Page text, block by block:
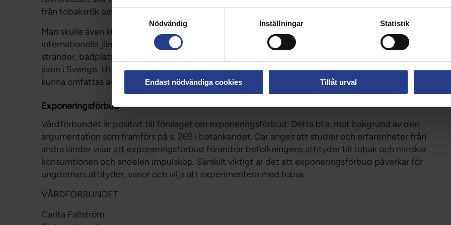
Samtyckesval
Nödvändig
Inställningar Statistik
Endast nödvändiga cookies Tillåt urval
från tobaksrök oavsett om de leker på en allmän eller "privat" lekplats.
Man skulle även kunna överväga om ytterliga områden utomhus skulle kunna vara rökfria. Av den
internationella jämförelsen framgår exempelvis att det i vissa delstater i USA införts rökfria
stränder, badplatser, parker och djurparker. Dessa exempel skulle kunna tjäna som förebilder
även i Sverige. Utöver dessa områden bör man också överväga om inte sjukhusområden skulle
kunna omfattas av rökförbud.
Exponeringsförbud
Vårdförbundet är positivt till förslaget om exponeringsförbud. Detta bl.a. mot bakgrund av den
argumentation som framförs på s. 269 i betänkandet. Där anges att studier och erfarenheter från
andra länder visar att exponeringsförbud förändrar befolkningens attityder till tobak och minskar
konsumtionen och andelen impulsköp. Särskilt viktigt är det att exponeringsförbud påverkar för
ungdomars attityder, vanor och vilja att experimentera med tobak.
VÅRDFÖRBUNDET
Carita Fallström